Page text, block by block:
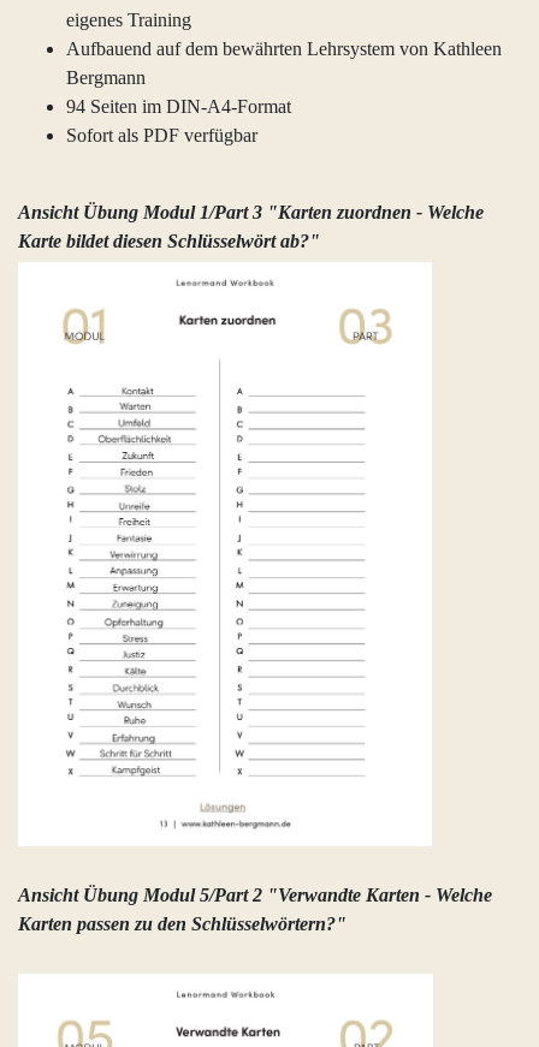
eigenes Training
Aufbauend auf dem bewährten Lehrsystem von Kathleen
Bergmann
94 Seiten im DIN-A4-Format
Sofort als PDF verfügbar
Ansicht Übung Modul 1/Part 3 "Karten zuordnen - Welche
Karte bildet diesen Schlüsselwört ab?"
Ansicht Übung Modul 5/Part 2 "Verwandte Karten - Welche
Karten passen zu den Schlüsselwörtern?"